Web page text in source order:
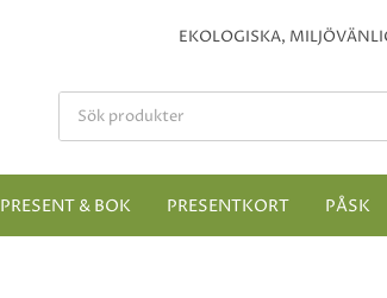
EKOLOGISKA,
PRESENT & BOK PRESENTKORT PÅSK